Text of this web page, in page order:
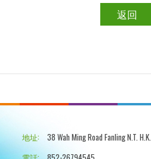
返回
地址: 38 Wah Ming Road Fanling N.T. H.K.